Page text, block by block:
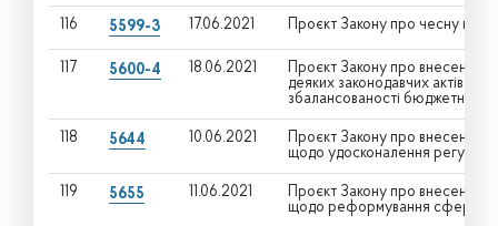
116 5599-3 17.06.2021 Проєкт Закону про чесну
117 5600-4 18.06.2021
Проєкт Закону про внесення
деяких законодавчих актів
збалансованості бюджетних
118 5644 10.06.2021
Проєкт Закону про внесення
щодо удосконалення
119 5655 11.06.2021
Проєкт Закону про внесення
щодо реформування сфери